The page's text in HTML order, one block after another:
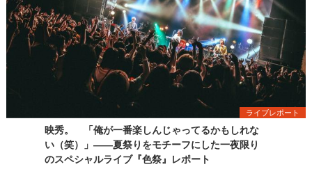
ライブレポート
映秀。 「俺が一番楽しんじゃってるかもしれな
い（笑）」――夏祭りをモチーフにした一夜限り
のスペシャルライブ『色祭』レポート